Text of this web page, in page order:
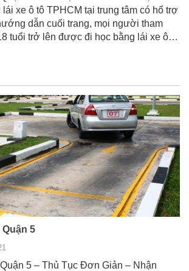
xe ô tô TPHCM tại trung tâm có hổ trợ
dẫn cuối trang, mọi người tham
tuổi trở lên được đi học bằng lái xe ô…
Quận 5
5 – Thủ Tục Đơn Giản – Nhận